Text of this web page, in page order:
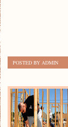
POSTED BY ADMIN